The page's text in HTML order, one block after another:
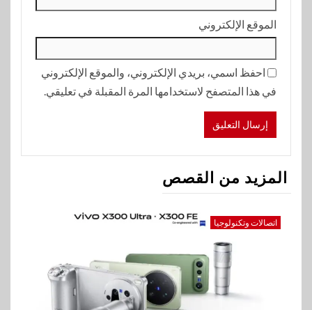
الموقع الإلكتروني
احفظ اسمي، بريدي الإلكتروني، والموقع الإلكتروني
في هذا المتصفح لاستخدامها المرة المقبلة في تعليقي.
المزيد من القصص
اتصالات وتكنولوجيا